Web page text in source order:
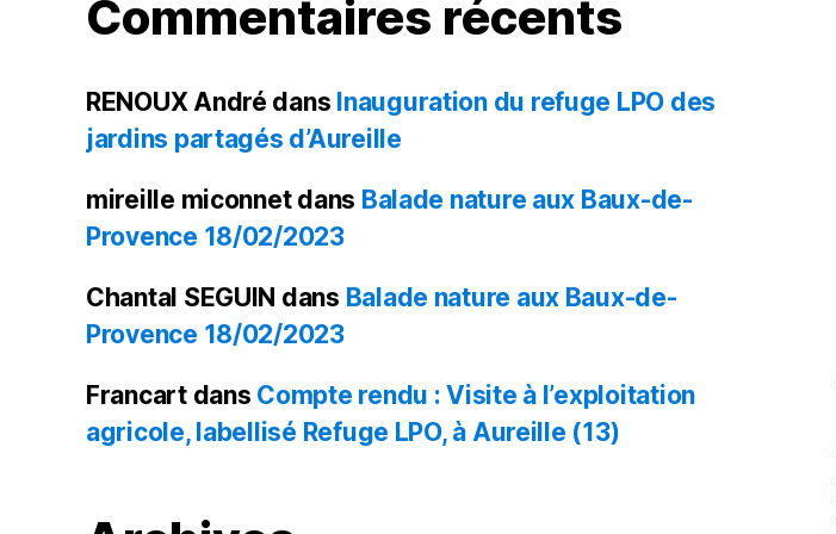
Commentaires récents
RENOUX André dans Inauguration du refuge LPO des
jardins partagés d’Aureille
mireille miconnetdans Balade nature aux Baux-de-
Provence 18/02/2023
Chantal SEGUIN dans Balade nature aux Baux-de-
Provence 18/02/2023
Francartdans Compte rendu : Visite à l’exploitation
agricole, labellisé Refuge LPO, à Aureille (13)